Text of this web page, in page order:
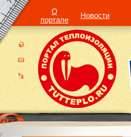
О
портале
Новости